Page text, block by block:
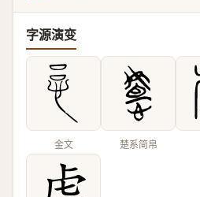
字源演变
金文 楚系简帛